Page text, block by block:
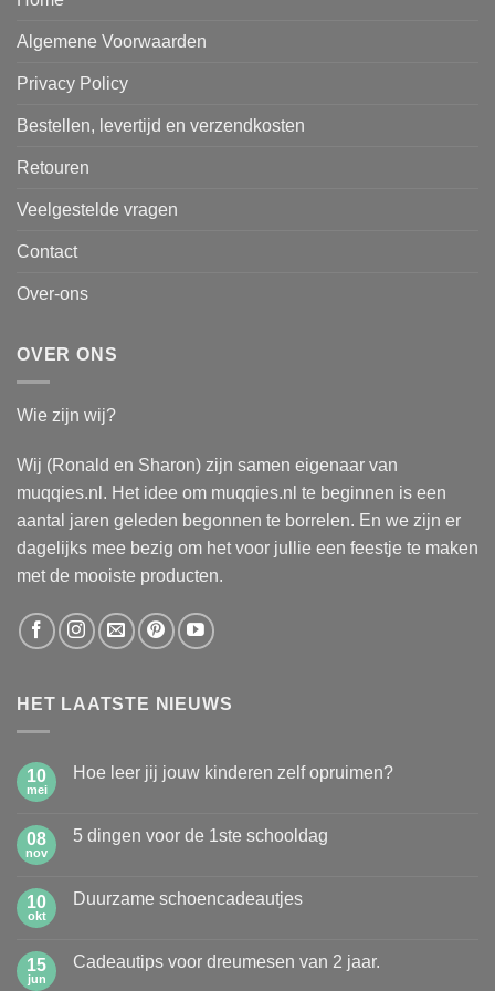
Algemene Voorwaarden
Privacy Policy
Bestellen, levertijd en verzendkosten
Retouren
Veelgestelde vragen
Contact
Over-ons
OVER ONS
Wie zijn wij?
Wij (Ronald en Sharon) zijn samen eigenaar van
muqqies.nl. Het idee om muqqies.nl te beginnen is een
aantal jaren geleden begonnen te borrelen. En we zijn er
dagelijks mee bezig om het voor jullie een feestje te maken
met de mooiste producten.
HET LAATSTE NIEUWS
10
mei
Hoe leer jij jouw kinderen zelf opruimen?
Hoe
kinderen
zelf
08
nov
5 dingen voor de 1ste schooldag
5
1ste
schooldag
10
okt
Duurzame schoencadeautjes
Duurzame
15
jun
Cadeautips voor dreumesen van 2 jaar.